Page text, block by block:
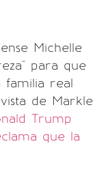
Michelle
para que
familia real
de Markle
Trump
que la